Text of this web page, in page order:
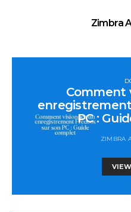
Zimbra
Comment
PC :
ZIMBRA